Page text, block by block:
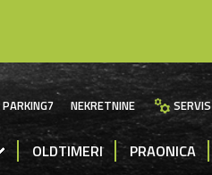
PARKING7 NEKRETNINE manufacturingSERVIS
OLDTIMERI PRAONICA